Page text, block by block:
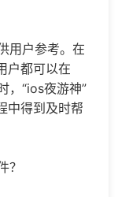
用户参考。在
户都可以在
，“ios夜游神”
中得到及时帮
？